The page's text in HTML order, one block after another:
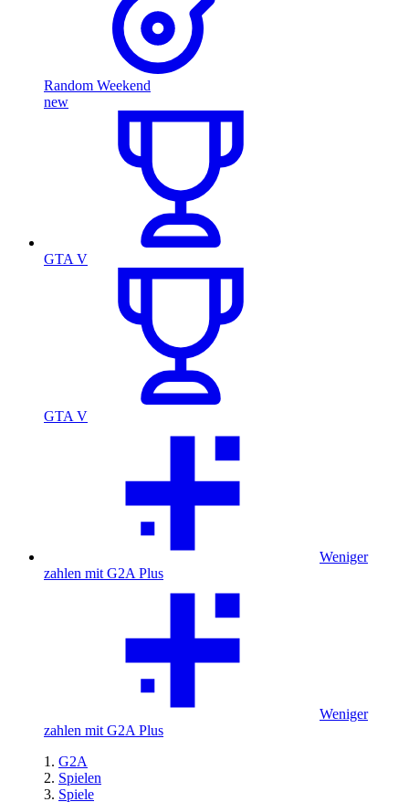
Random Weekend
new
GTA V
GTA V
Weniger
zahlen mit G2A Plus
Weniger
zahlen mit G2A Plus
G2A
Spielen
Spiele